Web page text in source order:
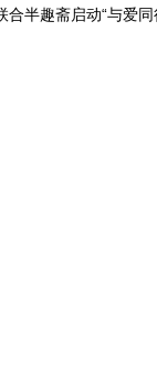
半趣斋启动“与爱